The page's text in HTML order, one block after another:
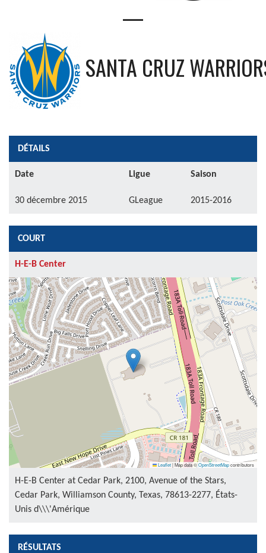
—
SANTA CRUZ
DÉTAILS
Date Ligue Saison
30 décembre 2015 GLeague 2015-2016
COURT
H-E-B Center
Leaflet|Map data ©OpenStreetMapcontributors
H-E-B Center at Cedar Park, 2100, Avenue of the Stars,
Cedar Park, Williamson County, Texas, 78613-2277, États-
Unis d\\\'Amérique
RÉSULTATS